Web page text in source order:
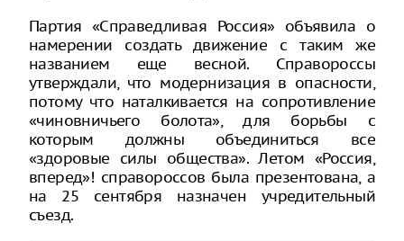
Партия «Справедливая Россия» объявила о
намерении создать движение с таким же
названием еще весной. Справороссы
утверждали, что модернизация в опасности,
потому что наталкивается на сопротивление
«чиновничьего болота», для борьбы с
которым должны объединиться все
«здоровые силы общества». Летом «Россия,
вперед»! справороссов была презентована, а
на 25 сентября назначен учредительный
съезд.